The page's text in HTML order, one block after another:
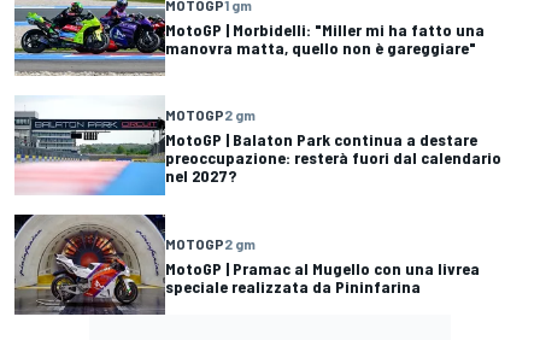
MOTOGP1 gm
MotoGP | Morbidelli: "Miller mi ha fatto una
manovra matta, quello non è gareggiare"
MOTOGP2 gm
MotoGP | Balaton Park continua a destare
preoccupazione: resterà fuori dal calendario
nel 2027?
MOTOGP2 gm
MotoGP | Pramac al Mugello con una livrea
speciale realizzata da Pininfarina